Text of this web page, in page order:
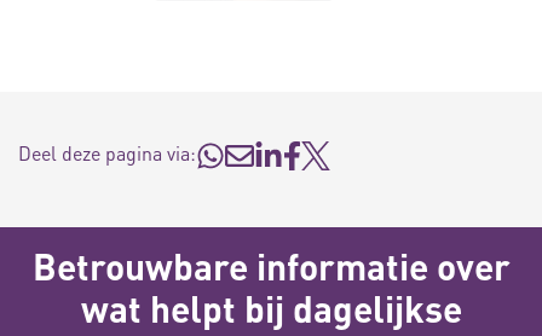
Deel deze pagina via:
Betrouwbare informatie over
wat helpt bij dagelijkse